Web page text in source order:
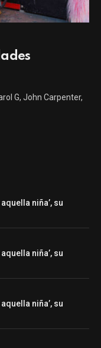
G, John Carpenter,
niña’, su
niña’, su
niña’, su